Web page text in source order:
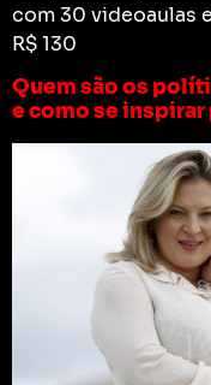
com 30 videoaulas
R$ 130
Quem são os
e como se inspirar